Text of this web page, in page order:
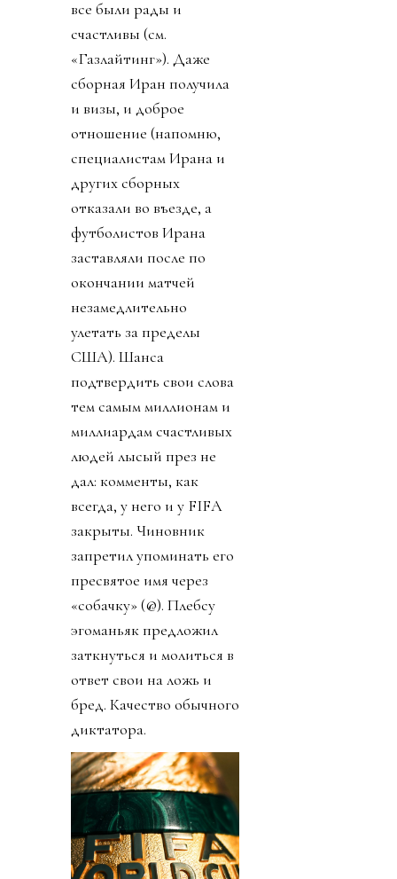
все были рады и
счастливы (см.
«Газлайтинг»). Даже
сборная Иран получила
и визы, и доброе
отношение (напомню,
специалистам Ирана и
других сборных
отказали во въезде, а
футболистов Ирана
заставляли после по
окончании матчей
незамедлительно
улетать за пределы
США). Шанса
подтвердить свои слова
тем самым миллионам и
миллиардам счастливых
людей лысый през не
дал: комменты, как
всегда, у него и у FIFA
закрыты. Чиновник
запретил упоминать его
пресвятое имя через
«собачку» (@). Плебсу
эгоманьяк предложил
заткнуться и молиться в
ответ свои на ложь и
бред. Качество обычного
диктатора.